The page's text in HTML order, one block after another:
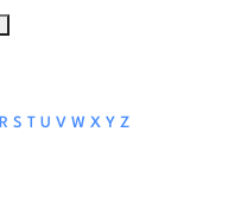
R S T U V W X Y Z